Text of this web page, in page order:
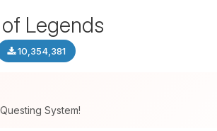
Legends
10,354,381
System!